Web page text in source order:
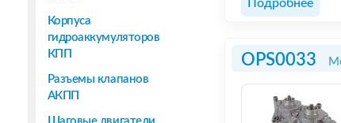
Корпуса
гидроаккумуляторов
КПП
Разъемы клапанов
АКПП
Подробнее
OPS0033